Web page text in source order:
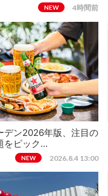
NEW 4時間前
デン2026年版、注目の
をピック…
NEW 2026.8.4 13:00